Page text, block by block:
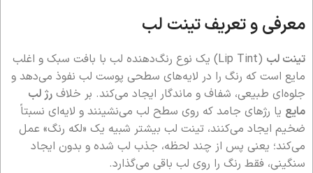
معرفی و تعریف تینت لب
تینت لب
(Lip Tint) یک نوع رنگ‌دهنده لب با بافت سبک و اغلب
مایع است که رنگ را در لایه‌های سطحی پوست لب نفوذ می‌دهد و
جلوه‌ای طبیعی، شفاف و ماندگار ایجاد می‌کند. بر خلاف رژ لب
مایع یا رژهای جامد که روی سطح لب می‌نشینند و لایه‌ای نسبتاً
ضخیم ایجاد می‌کنند، تینت لب بیشتر شبیه یک «لکه رنگ» عمل
می‌کند؛ یعنی پس از چند لحظه، جذب لب شده و بدون ایجاد
سنگینی، فقط رنگ را روی لب باقی می‌گذارد.